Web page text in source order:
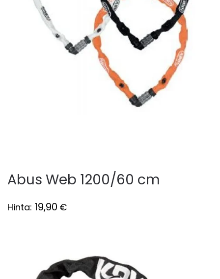
Abus Web 1200/60 cm
Hinta: 19,90 €